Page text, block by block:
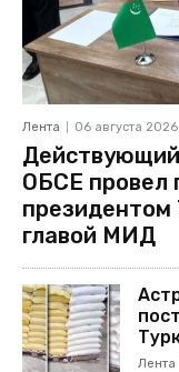
Лента 06 августа 2026
ОБСЕ провел
президентом
главой МИД
Лента